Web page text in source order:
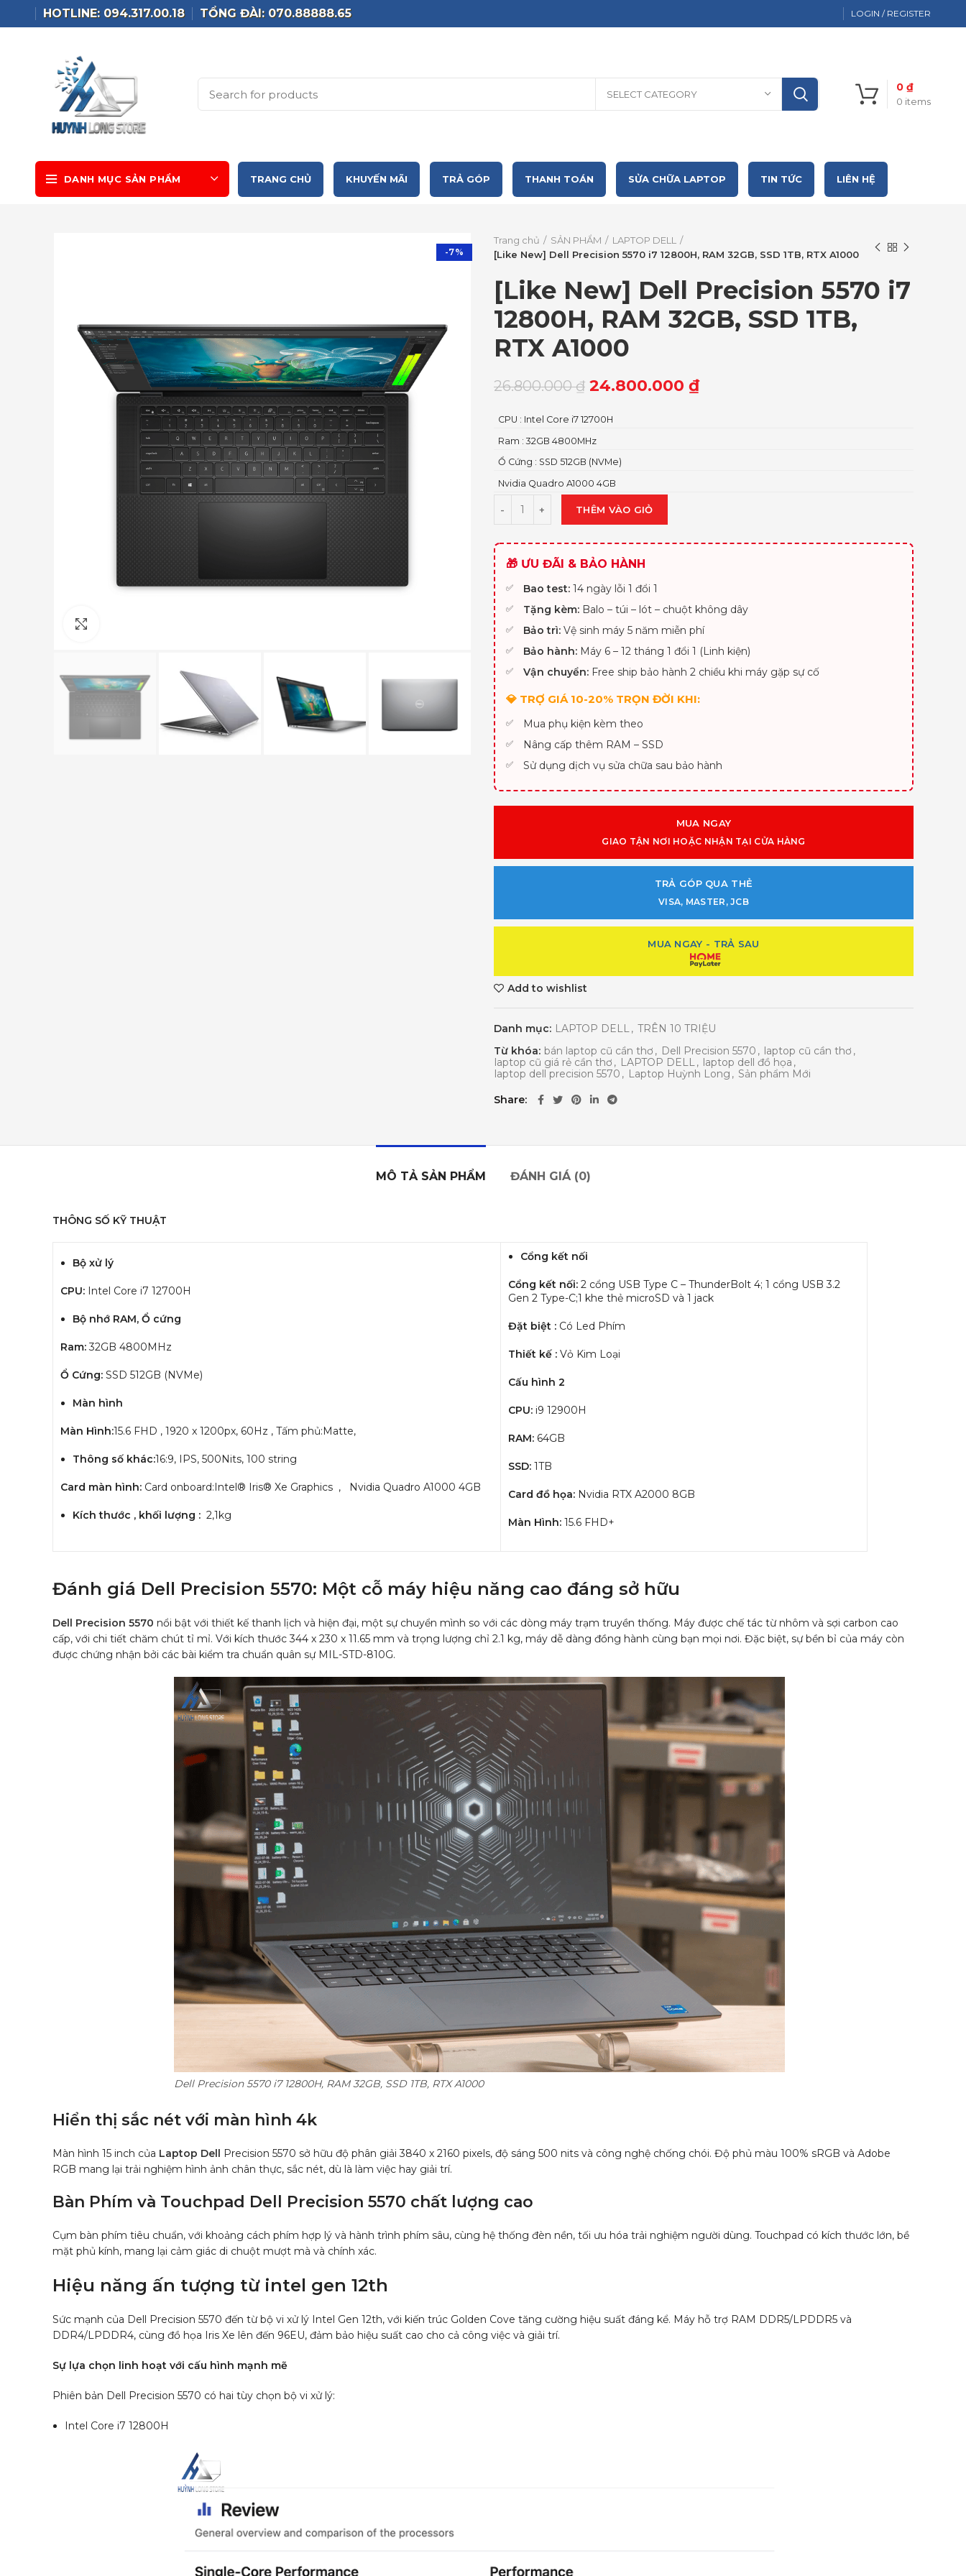
HOTLINE: 094.317.00.18 TỔNG ĐÀI: 070.88888.65 LOGIN / REGISTER
SELECT CATEGORY
0 items
0₫
DANH MỤC SẢN PHẨM TRANG CHỦ KHUYẾN MÃI TRẢ GÓP THANH TOÁN SỬA CHỮA LAPTOP TIN TỨC LIÊN HỆ
-7%
Trang chủ SẢN PHẨM
LAPTOP DELL
[Like New] Dell Precision 5570 i7 12800H, RAM 32GB, SSD 1TB, RTX A1000
[Like New] Dell Precision 5570 i7
12800H, RAM 32GB, SSD 1TB,
RTX A1000
26.800.000₫ 24.800.000 ₫
CPU : Intel Core i7 12700H
Ram : 32GB 4800MHz
Ổ Cứng : SSD 512GB (NVMe)
Nvidia Quadro A1000 4GB
THÊM VÀO GIỎ
🎁 ƯU ĐÃI & BẢO HÀNH
Bao test: 14 ngày lỗi 1 đổi 1
Tặng kèm: Balo – túi – lót – chuột không dây
Bảo trì: Vệ sinh máy 5 năm miễn phí
Bảo hành: Máy 6 – 12 tháng 1 đổi 1 (Linh kiện)
Vận chuyển: Free ship bảo hành 2 chiều khi máy gặp sự cố
💎 TRỢ GIÁ 10-20% TRỌN ĐỜI KHI:
Mua phụ kiện kèm theo
Nâng cấp thêm RAM – SSD
Sử dụng dịch vụ sửa chữa sau bảo hành
MUA NGAY
GIAO TẬN NƠI HOẶC NHẬN TẠI CỬA HÀNG
TRẢ GÓP QUA THẺ
VISA, MASTER, JCB
MUA NGAY - TRẢ SAU
Add to wishlist
Danh mục: LAPTOP DELL, TRÊN 10 TRIỆU
Từ khóa: bán laptop cũ cần thơ , Dell Precision 5570 , laptop cũ cần thơ ,
laptop cũ giá rẻ cần thơ , LAPTOP DELL, laptop dell đồ họa ,
laptop dell precision 5570 , Laptop Huỳnh Long , Sản phẩm Mới
Share
MÔ TẢ SẢN PHẨM ĐÁNH GIÁ (0)
THÔNG SỐ KỸ THUẬT
Bộ xử lý
CPU: Intel Core i7 12700H
Bộ nhớ RAM, Ổ cứng
Ram:32GB 4800MHz
Ổ Cứng: SSD 512GB (NVMe)
Màn hình
Màn Hình:15.6 FHD , 1920 x 1200px, 60Hz , Tấm phủ:Matte,
Thông số khác:16:9, IPS, 500Nits, 100 string
Card màn hình: Card onboard:Intel® Iris® Xe Graphics , Nvidia Quadro A1000 4GB
Kích thước , khối lượng : 2,1kg
Cổng kết nối
Cổng kết nối: 2 cổng USB Type C – ThunderBolt 4; 1 cổng USB 3.2
Gen 2 Type-C;1 khe thẻ microSD và 1 jack
Đặt biệt : Có Led Phím
Thiết kế : Vỏ Kim Loại
Cấu hình 2
CPU: i9 12900H
RAM: 64GB
SSD: 1TB
Card đồ họa: Nvidia RTX A2000 8GB
Màn Hình: 15.6 FHD+
Đánh giá Dell Precision 5570: Một cỗ máy hiệu năng cao đáng sở hữu
Dell Precision 5570 nổi bật với thiết kế thanh lịch và hiện đại, một sự chuyển mình so với các dòng máy trạm truyền thống. Máy được chế tác từ nhôm và sợi carbon cao
cấp, với chi tiết chăm chút tỉ mỉ. Với kích thước 344 x 230 x 11.65 mm và trọng lượng chỉ 2.1 kg, máy dễ dàng đồng hành cùng bạn mọi nơi. Đặc biệt, sự bền bỉ của máy còn
được chứng nhận bởi các bài kiểm tra chuẩn quân sự MIL-STD-810G.
Dell Precision 5570 i7 12800H, RAM 32GB, SSD 1TB, RTX A1000
Hiển thị sắc nét với màn hình 4k
Màn hình 15 inch của Laptop Dell Precision 5570 sở hữu độ phân giải 3840 x 2160 pixels, độ sáng 500 nits và công nghệ chống chói. Độ phủ màu 100% sRGB và Adobe
RGB mang lại trải nghiệm hình ảnh chân thực, sắc nét, dù là làm việc hay giải trí.
Bàn Phím và Touchpad Dell Precision 5570 chất lượng cao
Cụm bàn phím tiêu chuẩn, với khoảng cách phím hợp lý và hành trình phím sâu, cùng hệ thống đèn nền, tối ưu hóa trải nghiệm người dùng. Touchpad có kích thước lớn, bề
mặt phủ kính, mang lại cảm giác di chuột mượt mà và chính xác.
Hiệu năng ấn tượng từ intel gen 12th
Sức mạnh của Dell Precision 5570 đến từ bộ vi xử lý Intel Gen 12th, với kiến trúc Golden Cove tăng cường hiệu suất đáng kể. Máy hỗ trợ RAM DDR5/LPDDR5 và
DDR4/LPDDR4, cùng đồ họa Iris Xe lên đến 96EU, đảm bảo hiệu suất cao cho cả công việc và giải trí.
Sự lựa chọn linh hoạt với cấu hình mạnh mẽ
Phiên bản Dell Precision 5570 có hai tùy chọn bộ vi xử lý:
Intel Core i7 12800H